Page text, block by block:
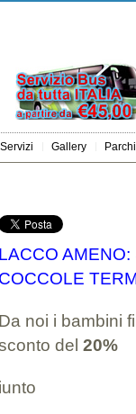
Servizi Gallery
LACCO
COCCOLE
Da noi i bambini
del 20%